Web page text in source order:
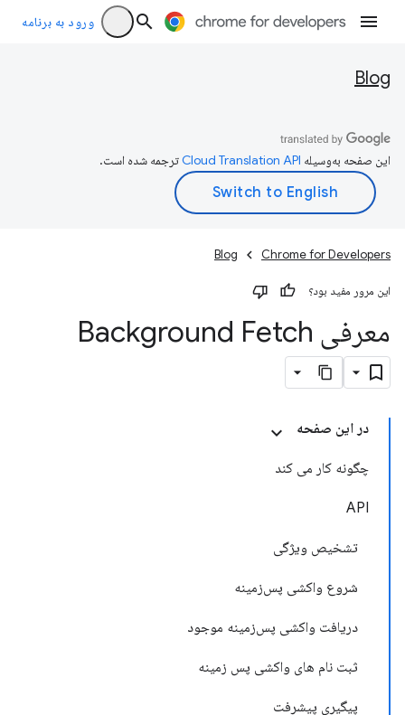
ورود به برنامه
Blog
این صفحه به‌وسیله ترجمه شده است.
Chrome for Developers
Blog
این مرور مفید بود؟
معرفی Background Fetch
در این صفحه
چگونه کار می کند
API
تشخیص ویژگی
شروع واکشی پس‌زمینه
دریافت واکشی پس‌زمینه موجود
ثبت نام های واکشی پس زمینه
پیگیری پیشرفت